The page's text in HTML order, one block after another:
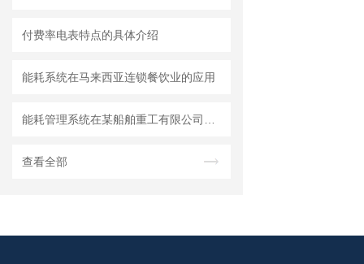
付费率电表特点的具体介绍
能耗系统在马来西亚连锁餐饮业的应用
查看全部